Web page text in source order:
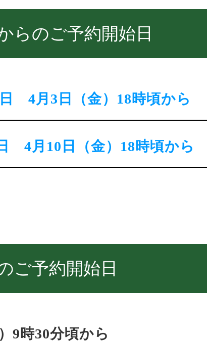
らのご予約開始日
4月3日（金）18時頃から
4月10日（金）18時頃から
ご予約開始日
9時30分頃から